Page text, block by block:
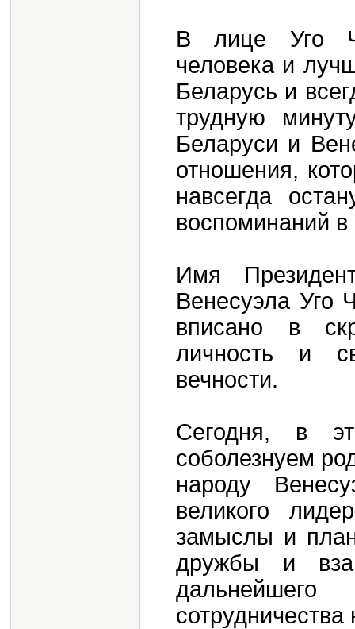
В лице Уго
человека и
Беларусь и
трудную
Беларуси и
отношения,
навсегда
воспоминаний
Имя
Венесуэла Уго
вписано в
личность и
вечности.
Сегодня, в
соболезнуем
народу
великого
замыслы и
дружбы и